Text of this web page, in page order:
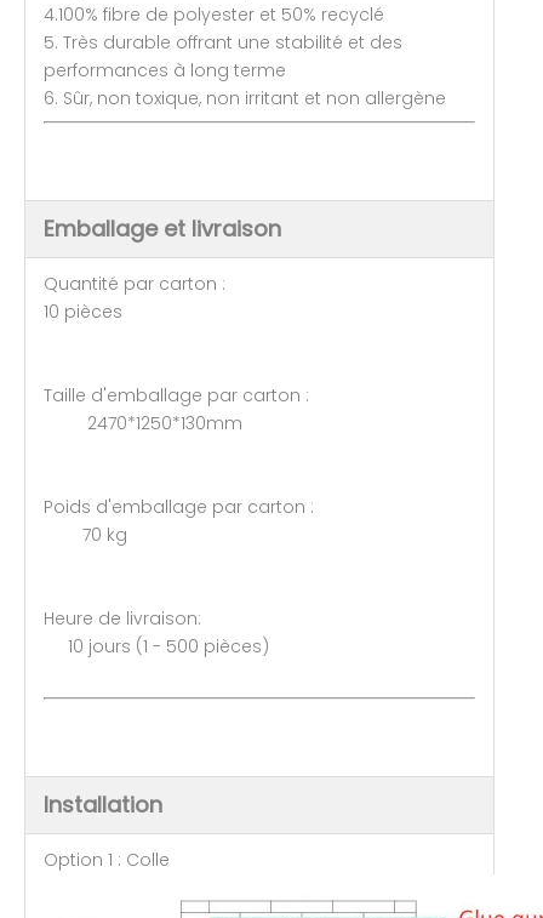
4.100% fibre de polyester et 50% recyclé
5. Très durable offrant une stabilité et des
performances à long terme
6. Sûr, non toxique, non irritant et non allergène
Emballage et livraison
Quantité par carton :
10 pièces
Taille d'emballage par carton :
2470*1250*130mm
Poids d'emballage par carton :
70 kg
Heure de livraison:
10 jours (1 - 500 pièces)
Installation
Option 1 : Colle